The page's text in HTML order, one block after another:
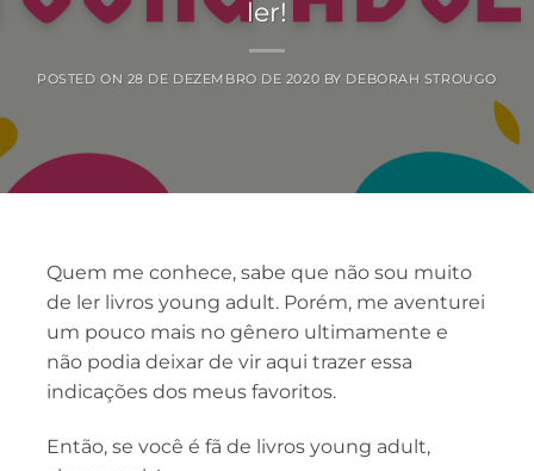
ler!
POSTED ON 28 DE DEZEMBRO DE 2020 BY DEBORAH STROUGO
Quem me conhece, sabe que não sou muito
de ler livros young adult. Porém, me aventurei
um pouco mais no gênero ultimamente e
não podia deixar de vir aqui trazer essa
indicações dos meus favoritos.
Então, se você é fã de livros young adult,